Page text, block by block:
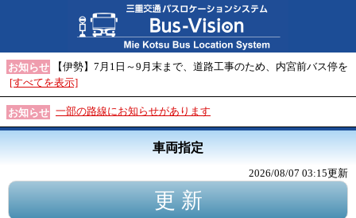
お知らせ
【伊勢】7月1日～9月末まで、道路工事のため、内宮前バス停を
[すべてを表示]
お知らせ 一部の路線にお知らせがあります
車両指定
2026/08/07 03:15更新